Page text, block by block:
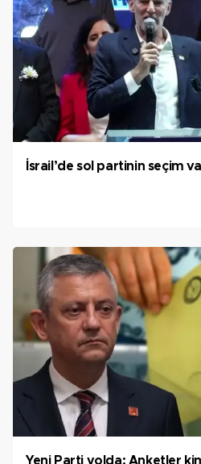
İsrail’de sol partinin seçim
Yeni Parti yolda: Anketler